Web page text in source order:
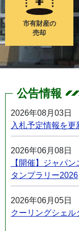
市有財産の
売却
公告情報
2026年08月03日
入札予定情報を更
2026年06月08日
【開催】ジャパ
タンプラリー2026
2026年06月05日
クーリングシェ